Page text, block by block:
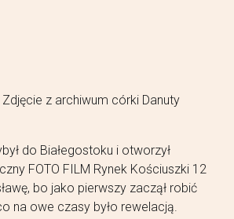
z archiwum córki Danuty
do Białegostoku i otworzył
FOTO FILM Rynek Kościuszki 12
bo jako pierwszy zaczął robić
na owe czasy było rewelacją.